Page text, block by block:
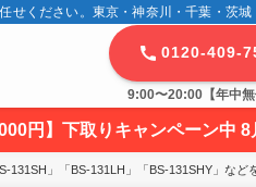
ください。東京・神奈川・千葉・
0120-409-
9:00〜20:00【年中無
円】下取りキャンペーン中
131SH」「BS-131LH」「BS-131SHY」な